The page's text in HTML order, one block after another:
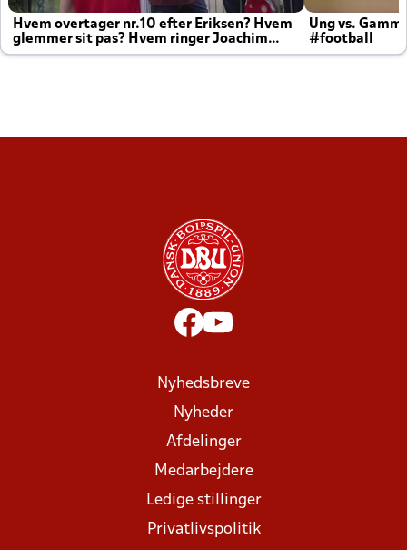
Hvem overtager nr.10 efter Eriksen? Hvem
glemmer sit pas? Hvem ringer Joachim
altid til efter kampe?
Ung vs.
#football
Nyhedsbreve
Nyheder
Afdelinger
Medarbejdere
Ledige stillinger
Privatlivspolitik